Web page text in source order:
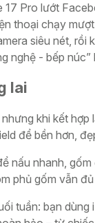
17 Pro lướt
thoại chạy
siêu nét,
nghệ - bếp
lai
khi kết
để bền hơn,
nấu nhanh,
phủ gốm vẫn
tuần: bạn